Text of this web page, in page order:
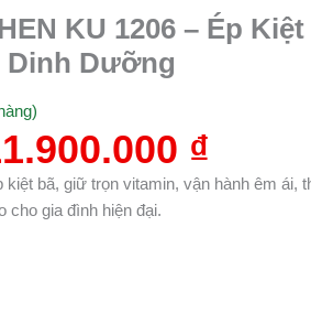
KU 1206 – Ép
Dinh Dưỡng
₫.
₫
Giá
hiện
bã, giữ trọn vitamin, vận hành êm ái,
cho gia đình hiện đại.